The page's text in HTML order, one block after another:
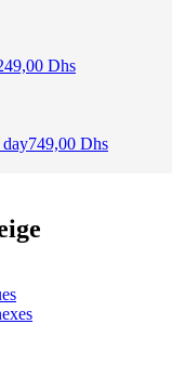
Dhs
day749,00 Dhs